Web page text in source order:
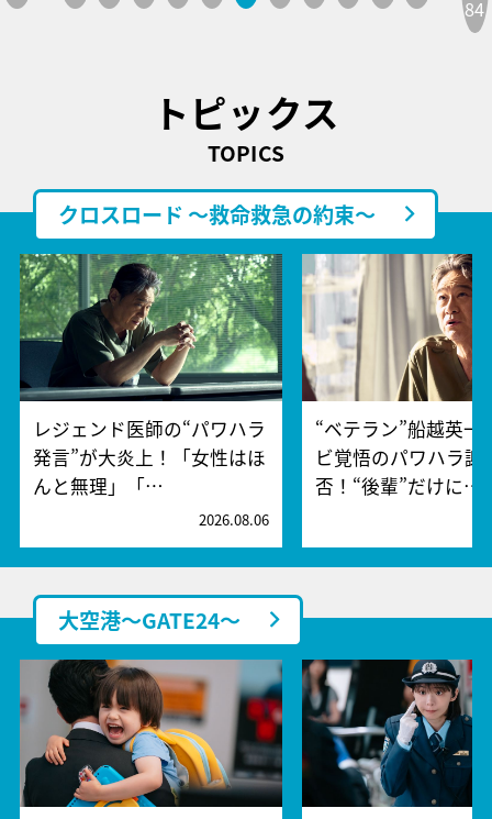
84
トピックス
TOPICS
クロスロード ～救命救急の約束～
レジェンド医師の“パワハラ
発言”が大炎上！「女性はほ
んと無理」「…
2026.08.06
“ベテラン”船越英一
ビ覚悟のパワハラ謝
否！“後輩”だけに…
大空港～GATE24～